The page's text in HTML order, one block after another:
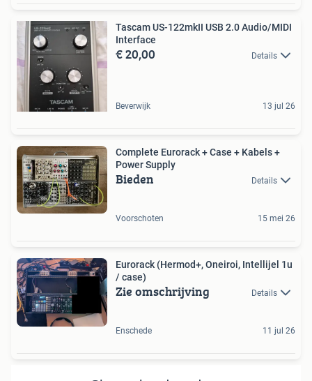
Tascam US-122mkII USB 2.0 Audio/MIDI
Interface
€ 20,00 Details
Beverwijk 13 jul 26
Complete Eurorack + Case + Kabels +
Power Supply
Bieden Details
Voorschoten 15 mei 26
Eurorack (Hermod+, Oneiroi, Intellijel 1u
/ case)
Zie omschrijving Details
Enschede 11 jul 26